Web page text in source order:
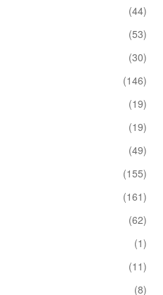
(44)
(53)
(30)
(146)
(19)
(19)
(49)
(155)
(161)
(62)
(1)
(11)
(8)